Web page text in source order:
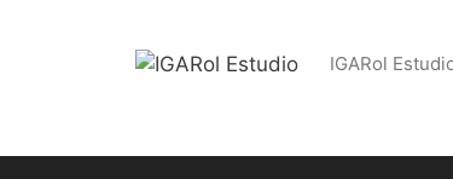
IGARol